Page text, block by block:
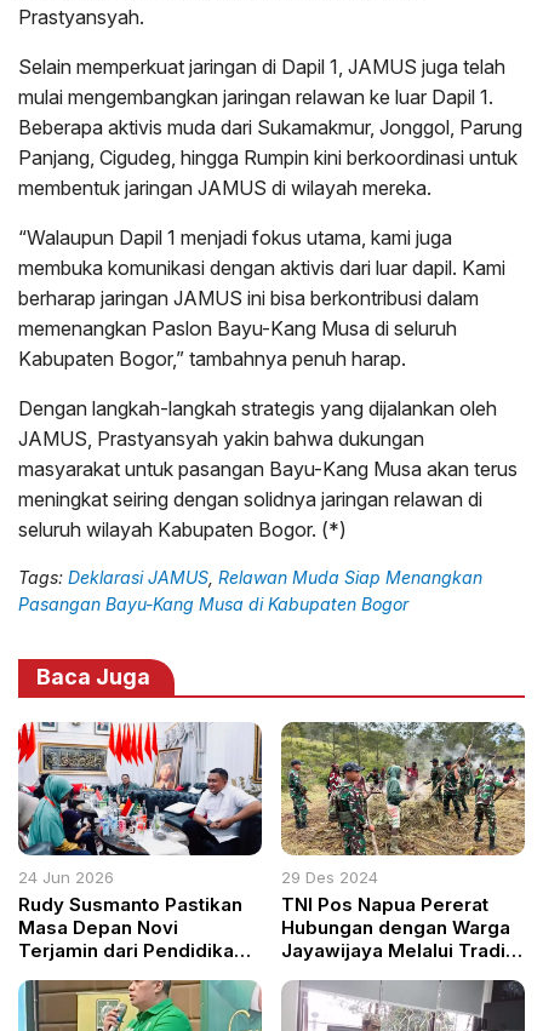
Prastyansyah.
Selain memperkuat jaringan di Dapil 1, JAMUS juga telah
mulai mengembangkan jaringan relawan ke luar Dapil 1.
Beberapa aktivis muda dari Sukamakmur, Jonggol, Parung
Panjang, Cigudeg, hingga Rumpin kini berkoordinasi untuk
membentuk jaringan JAMUS di wilayah mereka.
“Walaupun Dapil 1 menjadi fokus utama, kami juga
membuka komunikasi dengan aktivis dari luar dapil. Kami
berharap jaringan JAMUS ini bisa berkontribusi dalam
memenangkan Paslon Bayu-Kang Musa di seluruh
Kabupaten Bogor,” tambahnya penuh harap.
Dengan langkah-langkah strategis yang dijalankan oleh
JAMUS, Prastyansyah yakin bahwa dukungan
masyarakat untuk pasangan Bayu-Kang Musa akan terus
meningkat seiring dengan solidnya jaringan relawan di
seluruh wilayah Kabupaten Bogor. (*)
Tags: Deklarasi JAMUS Relawan Muda Siap Menangkan
Pasangan Bayu-Kang Musa di Kabupaten Bogor
Baca Juga
24 Jun 2026
Rudy Susmanto Pastikan
Masa Depan Novi
Terjamin dari Pendidikan
29 Des 2024
TNI Pos Napua Pererat
Hubungan dengan Warga
Jayawijaya Melalui Tradisi